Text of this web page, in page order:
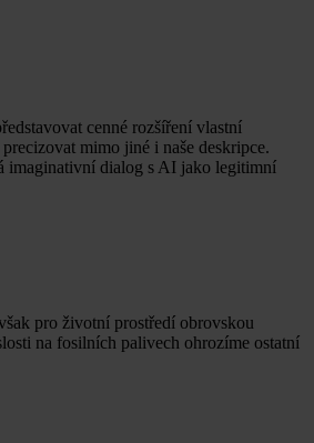
cenné rozšíření vlastní
mimo jiné i naše deskripce.
imaginativní dialog s AI jako legitimní
pro životní prostředí obrovskou
na fosilních palivech ohrozíme ostatní